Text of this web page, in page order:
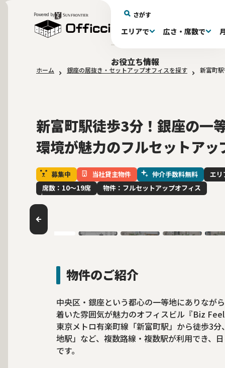
Powered by さがす
エリアで 広さ・席数で
港区(114)
30〜60坪(275)
セットアップオフィス(279)
30〜60坪(275)
61～100万(185)
テレカンブース付き(443)
居抜きオフィスについて
お役立ち情報
ホーム 銀座の居抜き・セットアップオフィスを探す 新富町
新富町駅徒歩3分！銀座の一
環境が魅力のフルセットアッ
募集中 当社貸主物件 仲介手数料無料
エリ
席数：10〜19席
物件：フルセットアップオフィス
物件のご紹介
中央区・銀座という都心の一等地にありなが
着いた雰囲気が魅力のオフィスビル『Biz
東京メトロ有楽町線「新富町駅」から徒歩3
地駅」など、複数路線・複数駅が利用でき、
です。